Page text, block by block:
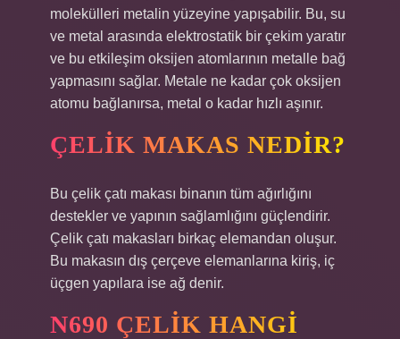
molekülleri metalin yüzeyine yapışabilir. Bu, su
ve metal arasında elektrostatik bir çekim yaratır
ve bu etkileşim oksijen atomlarının metalle bağ
yapmasını sağlar. Metale ne kadar çok oksijen
atomu bağlanırsa, metal o kadar hızlı aşınır.
ÇELIK MAKAS NEDIR?
Bu çelik çatı makası binanın tüm ağırlığını
destekler ve yapının sağlamlığını güçlendirir.
Çelik çatı makasları birkaç elemandan oluşur.
Bu makasın dış çerçeve elemanlarına kiriş, iç
üçgen yapılara ise ağ denir.
N690 ÇELIK HANGI